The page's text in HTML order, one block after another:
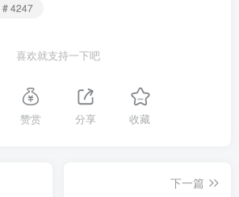
# 4247
喜欢就支持一下吧
赞赏 分享 收藏
下一篇